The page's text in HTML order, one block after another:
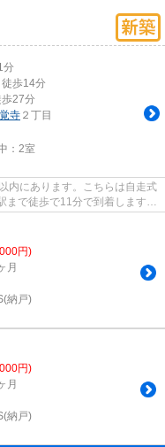
分
徒歩14分
歩27分
寺 ２丁目
： 2室
内にあります。こちらは自走式
で徒歩で11分で到着します。
円)
月
納戸)
円)
月
納戸)